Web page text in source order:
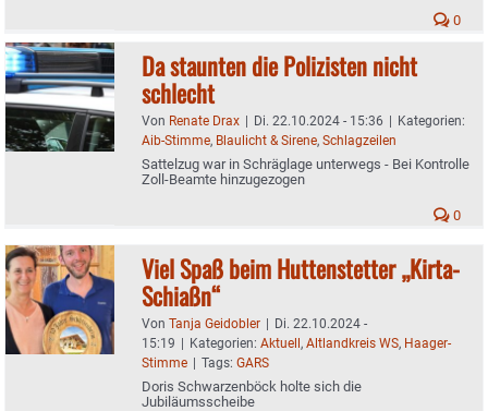
0
Da staunten die Polizisten nicht
schlecht
Von Renate Drax | Di. 22.10.2024 - 15:36 | Kategorien:
Aib-Stimme, Blaulicht & Sirene, Schlagzeilen
Sattelzug war in Schräglage unterwegs - Bei Kontrolle
Zoll-Beamte hinzugezogen
0
Viel Spaß beim Huttenstetter „Kirta-
Schiaßn“
Von Tanja Geidobler | Di. 22.10.2024 -
15:19 | Kategorien: Aktuell, Altlandkreis WS, Haager-
Stimme | Tags: GARS
Doris Schwarzenböck holte sich die
Jubiläumsscheibe